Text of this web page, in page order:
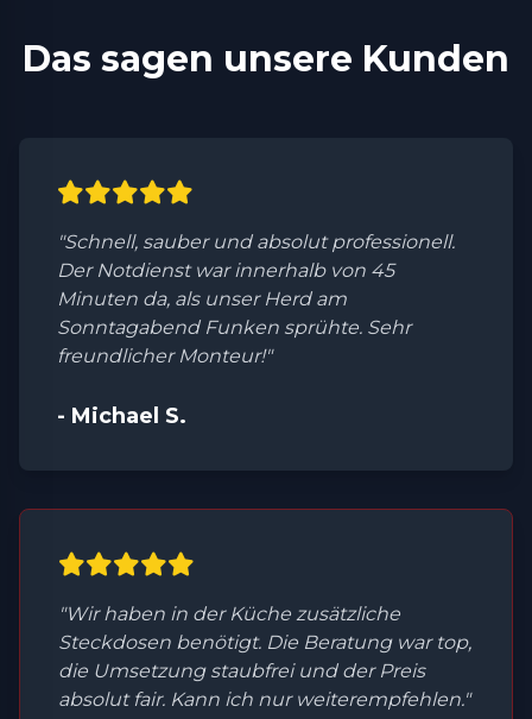
Das sagen unsere Kunden
"Schnell, sauber und absolut professionell.
Der Notdienst war innerhalb von 45
Minuten da, als unser Herd am
Sonntagabend Funken sprühte. Sehr
freundlicher Monteur!"
- Michael S.
"Wir haben in der Küche zusätzliche
Steckdosen benötigt. Die Beratung war top,
die Umsetzung staubfrei und der Preis
absolut fair. Kann ich nur weiterempfehlen."